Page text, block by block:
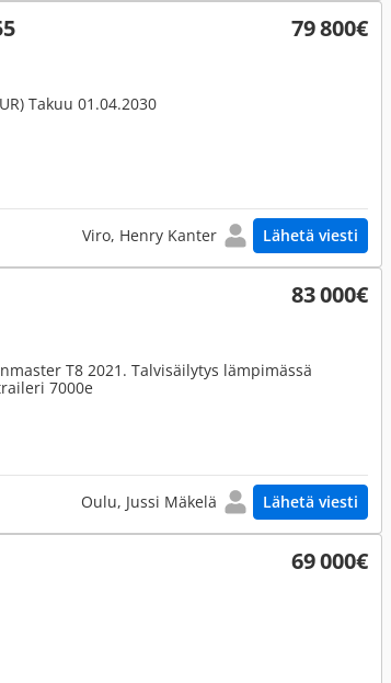
79 800€
Takuu 01.04.2030
Viro, Henry Kanter Lähetä viesti
83 000€
T8 2021. Talvisäilytys lämpimässä
7000e
Oulu, Jussi Mäkelä Lähetä viesti
69 000€